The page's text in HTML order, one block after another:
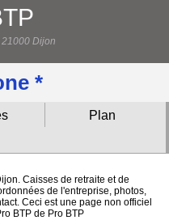
Dijon
*
Plan
Caisses de retraite et de
de l'entreprise, photos,
Ceci est une page non officiel
BTP de Pro BTP